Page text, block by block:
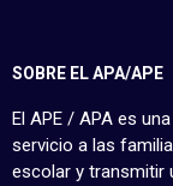
SOBRE EL APA/APE
El APE / APA es
servicio a las
escolar y transmitir